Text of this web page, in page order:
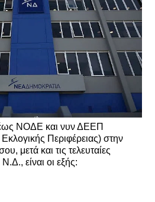
ΝΟΔΕ και νυν ΔΕΕΠ
Περιφέρειας) στην
μετά και τις τελευταίες
είναι οι εξής: